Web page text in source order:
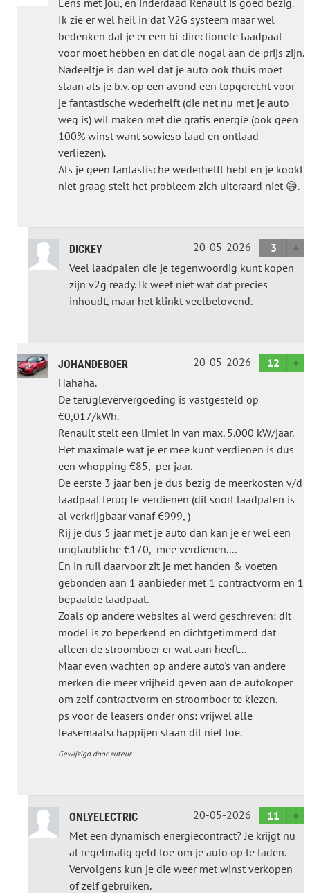
Eens met jou, en inderdaad Renault is goed bezig.
Ik zie er wel heil in dat V2G systeem maar wel
bedenken dat je er een bi-directionele laadpaal
voor moet hebben en dat die nogal aan de prijs zijn.
Nadeeltje is dan wel dat je auto ook thuis moet
staan als je b.v. op een avond een topgerecht voor
je fantastische wederhelft (die net nu met je auto
weg is) wil maken met die gratis energie (ook geen
100% winst want sowieso laad en ontlaad
verliezen).
Als je geen fantastische wederhelft hebt en je kookt
niet graag stelt het probleem zich uiteraard niet 😅.
DICKEY 20-05-2026
3
Veel laadpalen die je tegenwoordig kunt kopen
zijn v2g ready. Ik weet niet wat dat precies
inhoudt, maar het klinkt veelbelovend.
JOHANDEBOER 20-05-2026
12
Hahaha.
De terugleververgoeding is vastgesteld op
€0,017/kWh.
Renault stelt een limiet in van max. 5.000 kW/jaar.
Het maximale wat je er mee kunt verdienen is dus
een whopping €85,- per jaar.
De eerste 3 jaar ben je dus bezig de meerkosten v/d
laadpaal terug te verdienen (dit soort laadpalen is
al verkrijgbaar vanaf €999,-)
Rij je dus 5 jaar met je auto dan kan je er wel een
unglaubliche €170,- mee verdienen....
En in ruil daarvoor zit je met handen & voeten
gebonden aan 1 aanbieder met 1 contractvorm en 1
bepaalde laadpaal.
Zoals op andere websites al werd geschreven: dit
model is zo beperkend en dichtgetimmerd dat
alleen de stroomboer er wat aan heeft...
Maar even wachten op andere auto's van andere
merken die meer vrijheid geven aan de autokoper
om zelf contractvorm en stroomboer te kiezen.
ps voor de leasers onder ons: vrijwel alle
leasemaatschappijen staan dit niet toe.
Gewijzigd door auteur
ONLYELECTRIC 20-05-2026
11
Met een dynamisch energiecontract? Je krijgt nu
al regelmatig geld toe om je auto op te laden.
Vervolgens kun je die weer met winst verkopen
of zelf gebruiken.